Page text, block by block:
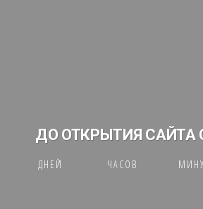
ДО ОТКРЫТИЯ САЙТА
ДНЕЙ ЧАСОВ